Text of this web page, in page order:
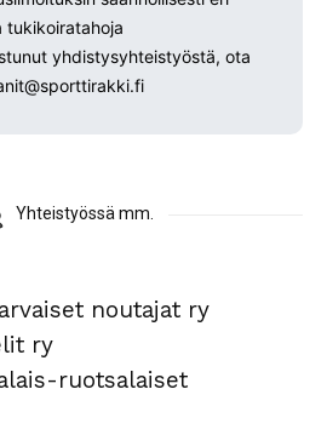
yhdistysyhteistyöstä, ota
Yhteistyössä mm.
noutajat ry
ry
ruotsalaiset